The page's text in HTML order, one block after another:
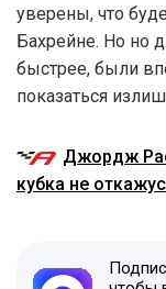
уверены, что
Бахрейне. Но но
быстрее, были
показаться
Джордж
кубка не